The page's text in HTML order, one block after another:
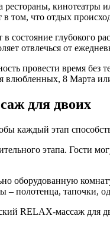
кинотеатры
том, что отдых
состояние глубокого
отвлечься от
провести время без
8 Марта
для двоих
каждый этап
этапа. Гости
оборудованную
полотенца, тапочки,
RELAX-массаж для